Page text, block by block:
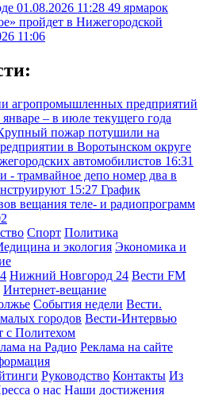
01.08.2026 11:28 49 ярмарок
пройдет в Нижегородской
11:06
агропромышленных предприятий
– в июле текущего года
пожар потушили на
в Воротынском округе
автомобилистов 16:31
- трамвайное депо номер два в
15:27 График
вещания теле- и радиопрограмм
Спорт Политика
и экология Экономика и
Нижний Новгород 24 Вести FM
Интернет-вещание
События недели Вести.
городов Вести-Интервью
с Политехом
на Радио Реклама на сайте
Руководство Контакты Из
о нас Наши достижения